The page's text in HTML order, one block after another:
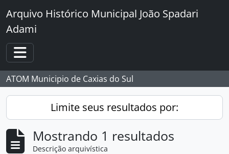
Skip to main content
Arquivo Histórico Municipal João Spadari
Adami
Toggle navigation
ATOM Municipio de Caxias do Sul
Limite seus resultados por:
Mostrando 1 resultados
Descrição arquivística